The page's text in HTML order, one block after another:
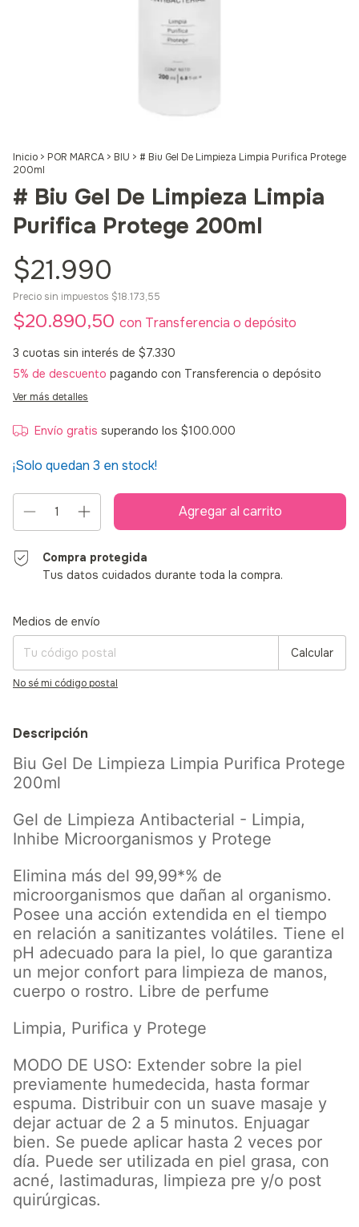
Inicio > POR MARCA > BIU > # Biu Gel De Limpieza Limpia Purifica Protege
200ml
# Biu Gel De Limpieza Limpia
Purifica Protege 200ml
$21.990
Precio sin impuestos $18.173,55
$20.890,50 con Transferencia o depósito
3 cuotas sin interés de $7.330
5% de descuento pagando con Transferencia o depósito
Ver más detalles
Envío gratis superando los $100.000
¡Solo quedan 3 en stock!
Compra protegida
Tus datos cuidados durante toda la compra.
Entregas para el CP:
Medios de envío
Calcular
No sé mi código postal
Descripción
Biu Gel De Limpieza Limpia Purifica Protege
200ml
Gel de Limpieza Antibacterial - Limpia,
Inhibe Microorganismos y Protege
Elimina más del 99,99*% de
microorganismos que dañan al organismo.
Posee una acción extendida en el tiempo
en relación a sanitizantes volátiles. Tiene el
pH adecuado para la piel, lo que garantiza
un mejor confort para limpieza de manos,
cuerpo o rostro. Libre de perfume
Limpia, Purifica y Protege
MODO DE USO: Extender sobre la piel
previamente humedecida, hasta formar
espuma. Distribuir con un suave masaje y
dejar actuar de 2 a 5 minutos. Enjuagar
bien. Se puede aplicar hasta 2 veces por
día. Puede ser utilizada en piel grasa, con
acné, lastimaduras, limpieza pre y/o post
quirúrgicas.